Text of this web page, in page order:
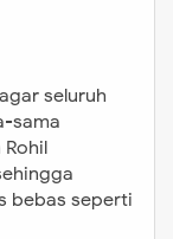
seluruh
sama
bebas seperti